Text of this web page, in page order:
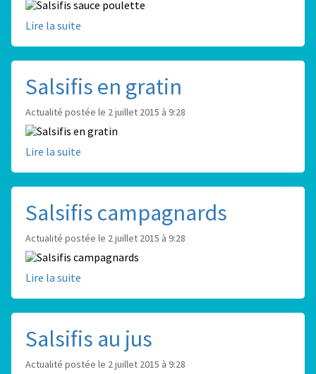
Lire la suite
Salsifis en gratin
Actualité postée le 2 juillet 2015 à 9:28
Lire la suite
Salsifis campagnards
Actualité postée le 2 juillet 2015 à 9:28
Lire la suite
Salsifis au jus
Actualité postée le 2 juillet 2015 à 9:28